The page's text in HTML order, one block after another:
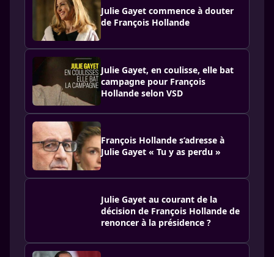
Julie Gayet commence à douter
de François Hollande
Julie Gayet, en coulisse, elle bat
campagne pour François
Hollande selon VSD
François Hollande s’adresse à
Julie Gayet « Tu y as perdu »
Julie Gayet au courant de la
décision de François Hollande de
renoncer à la présidence ?